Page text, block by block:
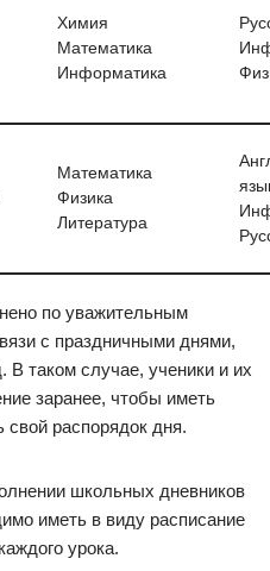
Химия
Математика
Информатика
Математика
Физика
Литература
по уважительным
с праздничными днями,
В таком случае, ученики и их
заранее, чтобы иметь
свой распорядок дня.
школьных дневников
иметь в виду расписание
урока.